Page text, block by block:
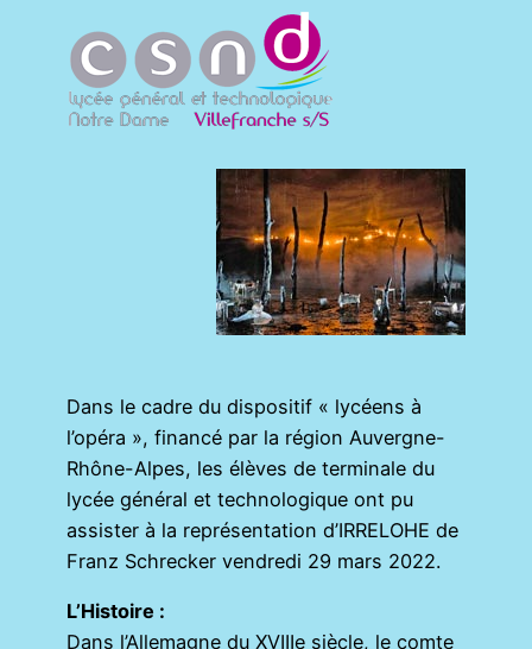
Dans le cadre du dispositif « lycéens à
l’opéra », financé par la région Auvergne-
Rhône-Alpes, les élèves de terminale du
lycée général et technologique ont pu
assister à la représentation d’IRRELOHE de
Franz Schrecker vendredi 29 mars 2022.
L’Histoire :
Dans l’Allemagne du XVIIIe siècle, le comte